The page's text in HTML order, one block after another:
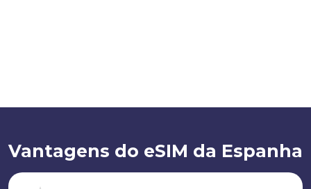
Vantagens do eSIM da Espanha